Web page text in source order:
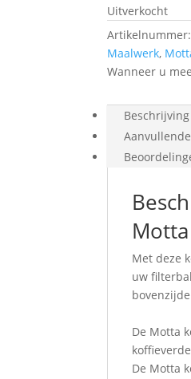
Uitverkocht
Artikelnummer:
Maalwerk,
Wanneer u
Beschrijving
Met deze
uw
De Motta
De Motta